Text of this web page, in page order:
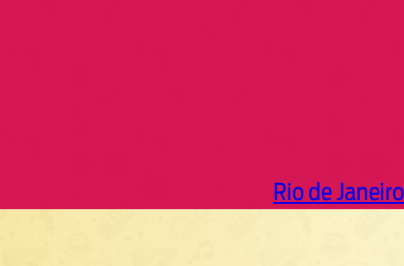
Rio de Janeiro